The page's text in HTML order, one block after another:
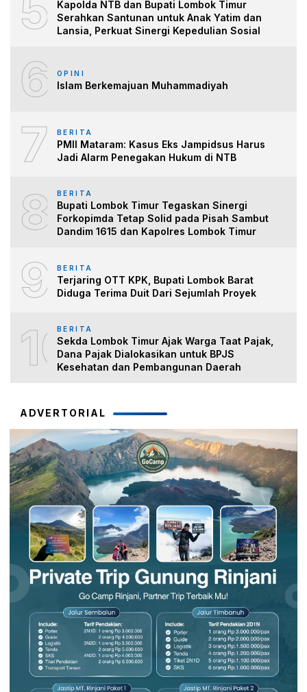
Kapolda NTB dan Bupati Lombok Timur
Serahkan Santunan untuk Anak Yatim dan
Lansia, Perkuat Sinergi Kepedulian Sosial
6 OPINI
Islam Berkemajuan Muhammadiyah
7 BERITA
PMII Mataram: Kasus Eks Jampidsus Harus
Jadi Alarm Penegakan Hukum di NTB
8 BERITA
Bupati Lombok Timur Tegaskan Sinergi
Forkopimda Tetap Solid pada Pisah Sambut
Dandim 1615 dan Kapolres Lombok Timur
9 BERITA
Terjaring OTT KPK, Bupati Lombok Barat
Diduga Terima Duit Dari Sejumlah Proyek
10BERITA
Sekda Lombok Timur Ajak Warga Taat Pajak,
Dana Pajak Dialokasikan untuk BPJS
Kesehatan dan Pembangunan Daerah
ADVERTORIAL